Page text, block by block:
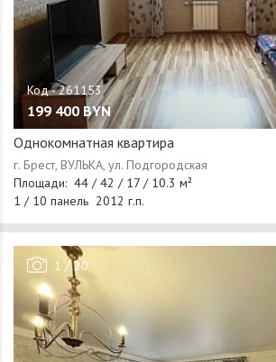
199 400 BYN
Однокомнатная квартира
1 /20